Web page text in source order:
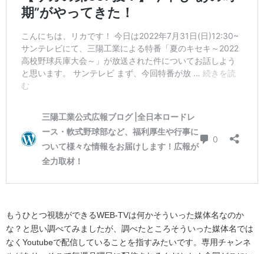
もうひとつ視聴ができるWEB-TVは何かそういった媒体名なのか
な？と思い調べてみましたが、調べたところそういった媒体名では
なくYoutubeで配信していることを指すみたいです。専用チャンネ